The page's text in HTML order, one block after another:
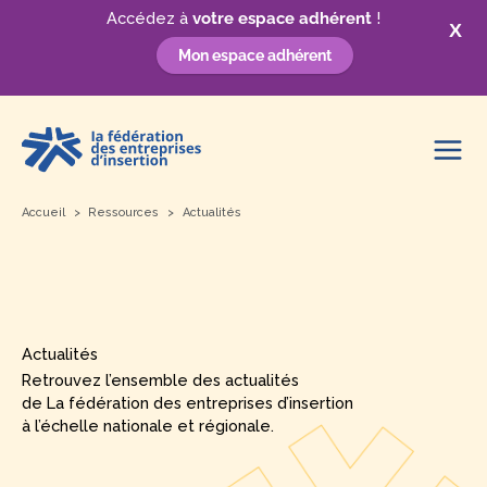
X
Accédez à votre espace adhérent !
Mon espace adhérent
contenu
Accueil Ressources Actualités
Actualités
Retrouvez l’ensemble des actualités
de La fédération des entreprises d’insertion
à l’échelle nationale et régionale.